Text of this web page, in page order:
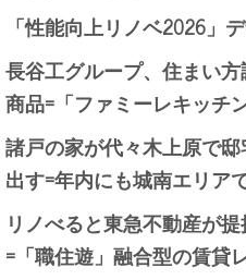
「性能向上リノベ2026」
長谷工グループ、住まい
商品=「ファミーレキッチ
諸戸の家が代々木上原で
出す=年内にも城南エリア
リノべると東急不動産が
=「職住遊」融合型の賃貸